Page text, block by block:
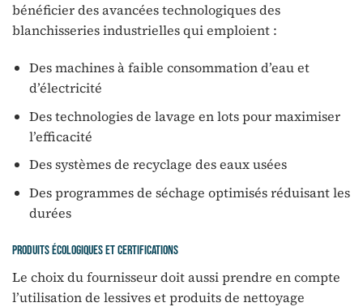
bénéficier des avancées technologiques des
blanchisseries industrielles qui emploient :
Des machines à faible consommation d’eau et
d’électricité
Des technologies de lavage en lots pour maximiser
l’efficacité
Des systèmes de recyclage des eaux usées
Des programmes de séchage optimisés réduisant les
durées
Produits écologiques et certifications
Le choix du fournisseur doit aussi prendre en compte
l’utilisation de lessives et produits de nettoyage